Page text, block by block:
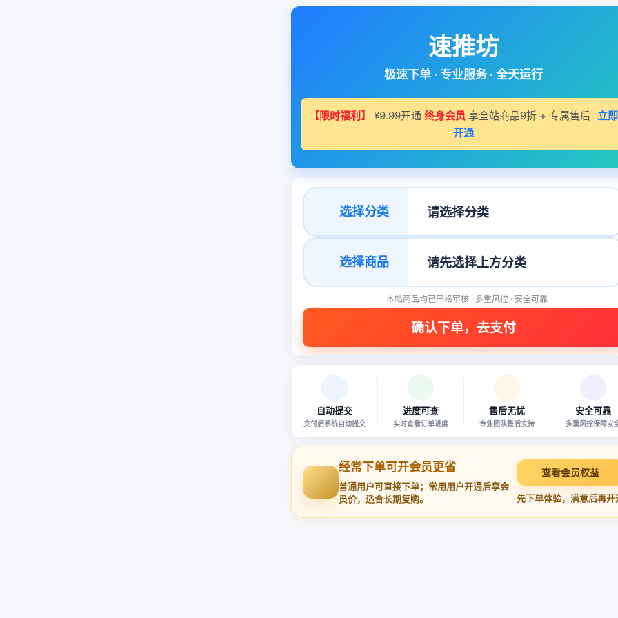
速推坊
极速下单 · 专业服务 · 全天运行
【限时福利】 ¥9.99开通 终身会员 享全站商品9折 + 专属售后 立即
开通
选择分类
选择商品
本站商品均已严格审核 · 多重风控 · 安全可靠
自动提交
支付后系统自动提交
进度可查
实时查看订单进度
售后无忧
专业团队售后支持
安全可靠
多重风控保障安
经常下单可开会员更省
普通用户可直接下单；常用用户开通后享会
员价，适合长期复购。
查看会员权益
先下单体验，满意后再开